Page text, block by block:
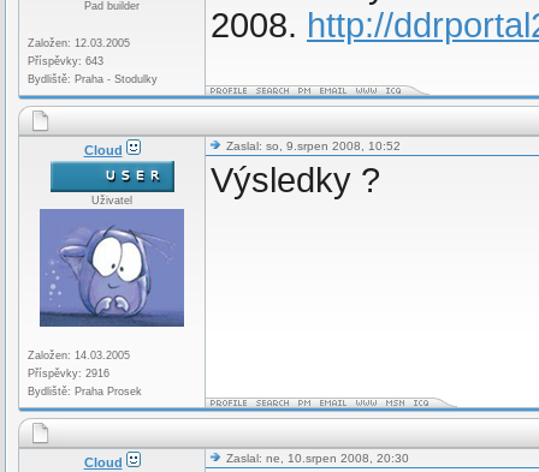
Pad builder
Založen: 12.03.2005
Příspěvky: 643
Bydliště: Praha - Stodulky
2008. http://
Cloud
Uživatel
Založen: 14.03.2005
Příspěvky: 2916
Bydliště: Praha Prosek
Zaslal: so, 9.srpen 2008, 10:52
Výsledky ?
Cloud Zaslal: ne, 10.srpen 2008, 20:30